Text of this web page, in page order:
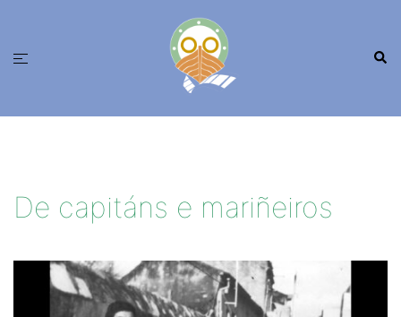
contido
Alternar
De capitáns e mariñeiros